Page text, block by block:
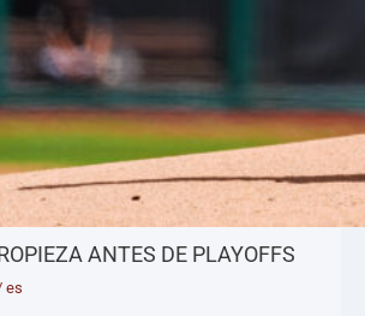
ANTES DE PLAYOFFS
es